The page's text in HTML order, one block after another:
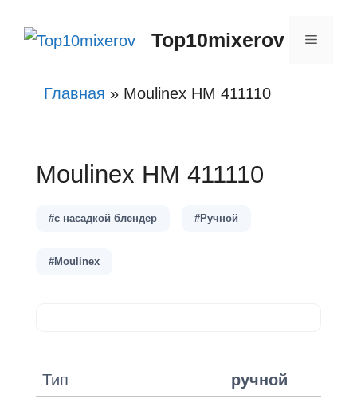
Top10mixerov Меню
Главная » Moulinex HM 411110
Moulinex HM 411110
#с насадкой блендер #Ручной
#Moulinex
Тип
ручной